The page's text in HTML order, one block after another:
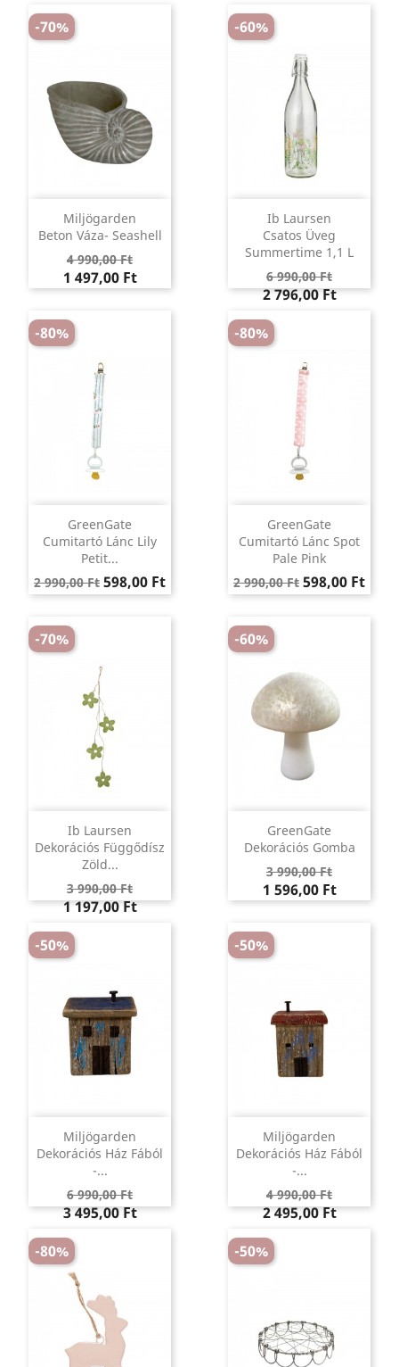
Miljögarden
Beton Váza- Seashell
Regular
price
4 990,00 FtÁr
1 497,00 Ft
-70%
Ib Laursen
Csatos Üveg
Summertime 1,1 L
Regular
price
6 990,00 FtÁr
2 796,00 Ft
-60%
GreenGate
Cumitartó Lánc Lily
Petit...
Regular
price
2 990,00 Ft Ár
598,00 Ft
-80%
GreenGate
Cumitartó Lánc Spot
Pale Pink
Regular
price
2 990,00 Ft Ár
598,00 Ft
-80%
Ib Laursen
Dekorációs Függődísz
Zöld...
Regular
price
3 990,00 FtÁr
1 197,00 Ft
-70%
GreenGate
Dekorációs Gomba
Regular
price
3 990,00 FtÁr
1 596,00 Ft
-60%
Miljögarden
Dekorációs Ház Fából
-...
Regular
price
6 990,00 FtÁr
3 495,00 Ft
-50%
Miljögarden
Dekorációs Ház Fából
-...
Regular
price
4 990,00 FtÁr
2 495,00 Ft
-50%
-80% -50%